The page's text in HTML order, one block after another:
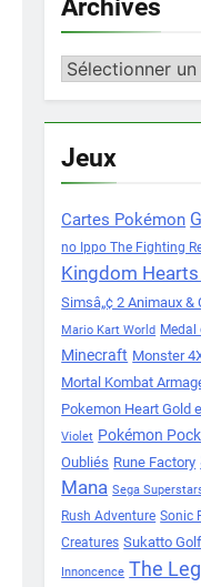
Archives
Archives
Jeux
Cartes Pokémon
no Ippo The Fighting
Kingdom
Simsâ„¢ 2 Animaux &
Mario Kart World
Minecraft Monster
Mortal Kombat
Pokemon Heart Gold
Violet Pokémon
Oubliés Rune Factory
Mana Sega
Rush Adventure Sonic
Creatures Sukatto
Innoncence The